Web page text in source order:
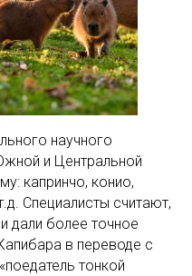
научного
и Центральной
капринчо, конио,
Специалисты считают,
дали более точное
в переводе с
тонкой